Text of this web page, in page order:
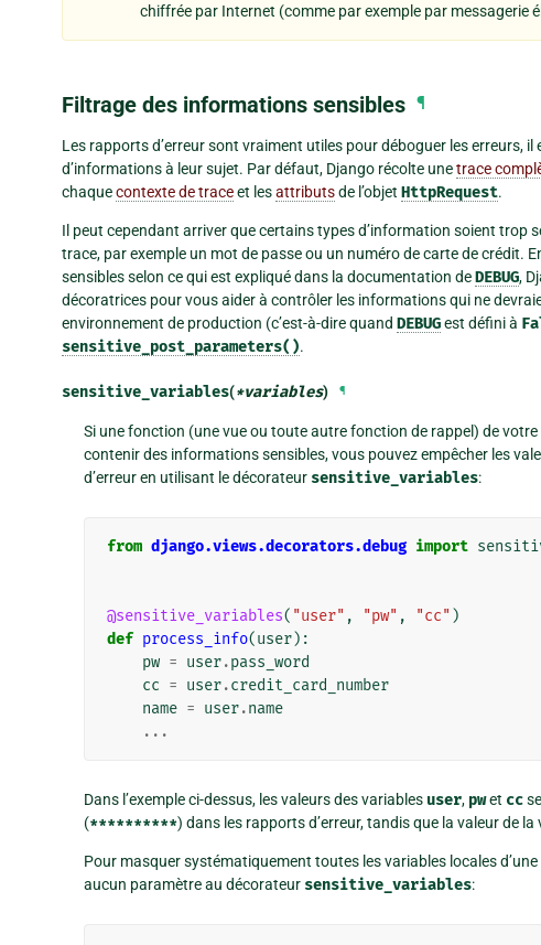
chiffrée par Internet (comme par exemple par messagerie
Filtrage des informations sensibles ¶
Les rapports d’erreur sont vraiment utiles pour déboguer les erreurs,
d’informations à leur sujet. Par défaut, Django récolte unetrace
chaquecontexte de traceet lesattributsde l’objet HttpRequest.
Il peut cependant arriver que certains types d’information soient trop
trace, par exemple un mot de passe ou un numéro de carte de crédit.
sensibles selon ce qui est expliqué dans la documentation deDEBUG,
décoratrices pour vous aider à contrôler les informations qui ne
environnement de production (c’est-à-dire quand DEBUGest défini à
sensitive_post_parameters().
sensitive_variables(*variables) ¶
Si une fonction (une vue ou toute autre fonction de rappel) de
contenir des informations sensibles, vous pouvez empêcher les
d’erreur en utilisant le décorateur sensitive_variables:
from django.views.decorators.debug import
@sensitive_variables( "user" , "pw" , "cc" )
def process_info(user):
pw = user.pass_word
cc = user.credit_card_number
name = user.name
...
Dans l’exemple ci-dessus, les valeurs des variables user, pwet cc
(**********) dans les rapports d’erreur, tandis que la valeur de la
Pour masquer systématiquement toutes les variables locales
aucun paramètre au décorateur sensitive_variables: